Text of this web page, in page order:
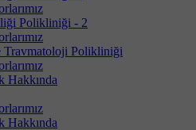
Polikliniği - 2
Travmatoloji Polikliniği
Hakkında
Hakkında